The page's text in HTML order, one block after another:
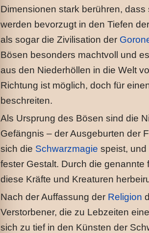
Dimensionen stark berühren,
werden bevorzugt in den Tiefen
als sogar die Zivilisation der
Bösen besonders machtvoll und
aus den Niederhöllen in die Welt
Richtung ist möglich, doch für
beschreiten.
Als Ursprung des Bösen sind die
Gefängnis – der Ausgeburten der
sich die Schwarzmagie speist,
fester Gestalt. Durch die
diese Kräfte und Kreaturen
Nach der Auffassung der Religion
Verstorbener, die zu Lebzeiten
sich zu tief in den Künsten der